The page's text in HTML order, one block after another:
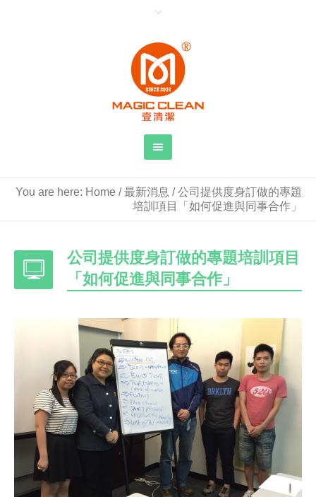
You are here: Home /最新消息 /公司提供度身訂做的專題
培訓項目「如何促進與同事合作」
公司提供度身訂做的專題培訓項目
「如何促進與同事合作」